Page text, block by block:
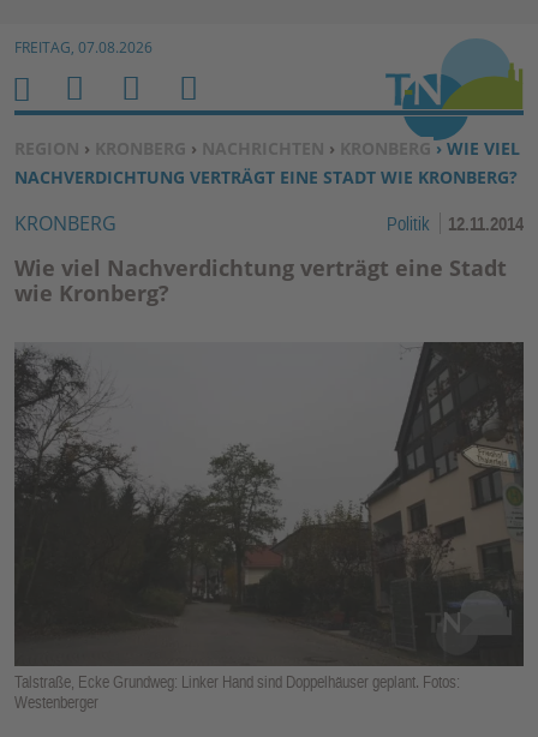
Zum Inhalt springen ↓
FREITAG, 07.08.2026
SIE BEFINDEN SICH HIER:
REGION › KRONBERG › NACHRICHTEN › KRONBERG› WIE VIEL
NACHVERDICHTUNG VERTRÄGT EINE STADT WIE KRONBERG?
KRONBERG Politik 12.11.2014
Wie viel Nachverdichtung verträgt eine Stadt
wie Kronberg?
Talstraße, Ecke Grundweg: Linker Hand sind Doppelhäuser geplant. Fotos:
Westenberger
H
O
M
E
M
E
N
U
S
U
C
N
B
E
N
Z
TI
O
N
E
N